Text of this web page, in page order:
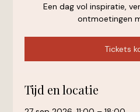
Een dag vol inspiratie,
ontmoetingen
Tickets
Tijd en locatie